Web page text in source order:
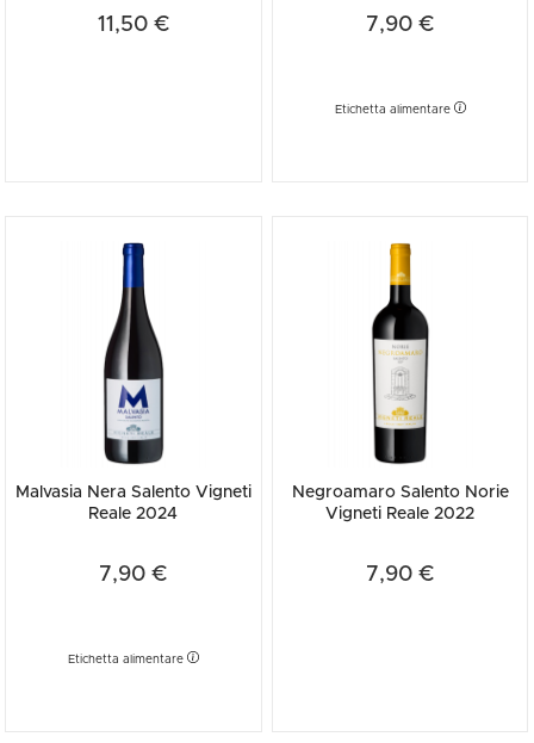
11,50 € 7,90 €
Etichetta alimentare
Malvasia Nera Salento Vigneti
Reale 2024
7,90 €
Etichetta alimentare
Negroamaro Salento Norie
Vigneti Reale 2022
7,90 €